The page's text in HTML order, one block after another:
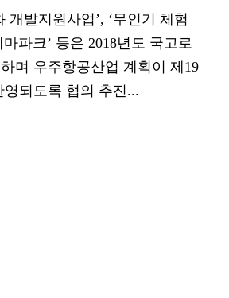
개발지원사업’, ‘무인기 체험
마파크’ 등은 2018년도 국고로
며 우주항공산업 계획이 제19
되도록 협의 추진...